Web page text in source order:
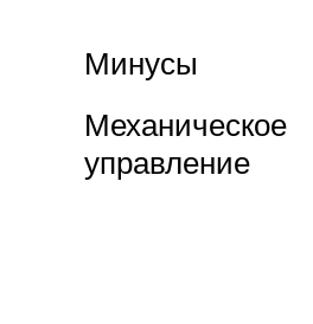
Минусы
Механическое
управление